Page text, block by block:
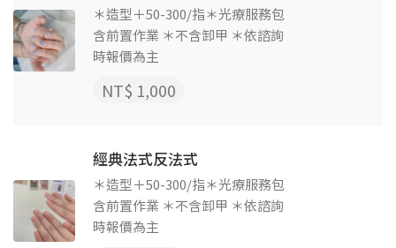
＊造型＋50-300/指＊光療服務包
含前置作業 ＊不含卸甲 ＊依諮詢
時報價為主
NT$ 1,000
經典法式反法式
＊造型＋50-300/指＊光療服務包
含前置作業 ＊不含卸甲 ＊依諮詢
時報價為主